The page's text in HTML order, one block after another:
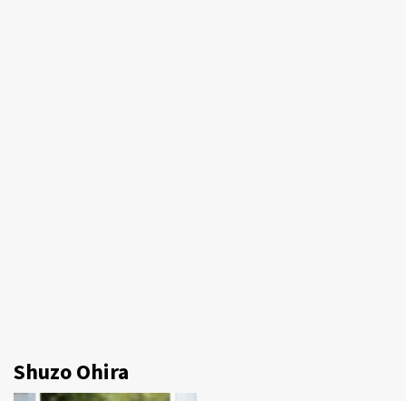
Shuzo Ohira